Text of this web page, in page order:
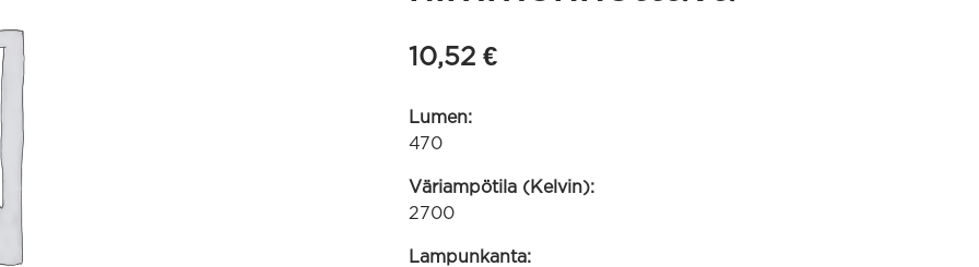
10,52 €
Lumen:
470
Väriampötila (Kelvin):
2700
Lampunkanta: